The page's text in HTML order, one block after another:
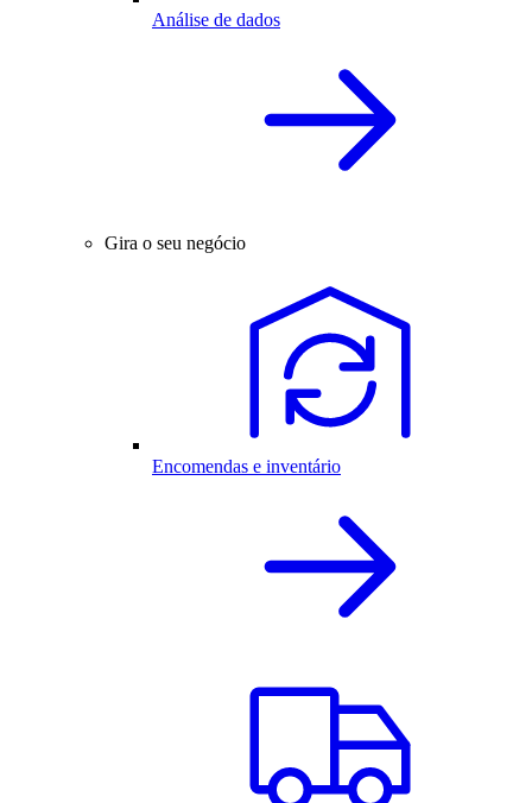
Análise de dados
Gira o seu negócio
Encomendas e inventário